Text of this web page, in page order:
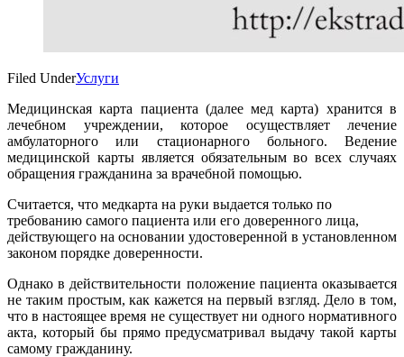
Filed UnderУслуги
Медицинская карта пациента (далее мед карта) хранится в
лечебном учреждении, которое осуществляет лечение
амбулаторного или стационарного больного. Ведение
медицинской карты является обязательным во всех случаях
обращения гражданина за врачебной помощью.
Считается, что медкарта на руки выдается только по
требованию самого пациента или его доверенного лица,
действующего на основании удостоверенной в установленном
законом порядке доверенности.
Однако в действительности положение пациента оказывается
не таким простым, как кажется на первый взгляд. Дело в том,
что в настоящее время не существует ни одного нормативного
акта, который бы прямо предусматривал выдачу такой карты
самому гражданину.